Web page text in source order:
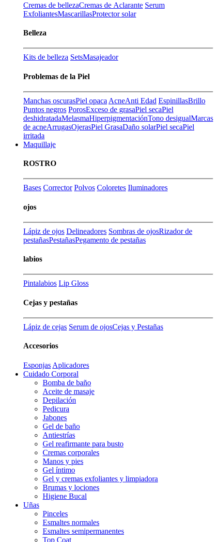
Cremas de bellezaCremas de Aclarante Serum
ExfoliantesMascarillasProtector solar
Belleza
Kits de belleza SetsMasajeador
Problemas de la Piel
Manchas oscurasPiel opaca AcneAnti Edad EspinillasBrillo
Puntos negros PorosExceso de grasaPiel secaPiel
deshidratadaMelasmaHiperpigmentaciónTono desigualMarcas
de acneArrugasOjerasPiel GrasaDaño solarPiel secaPiel
irritada
Maquillaje
ROSTRO
Bases Corrector Polvos Coloretes Iluminadores
ojos
Lápiz de ojos Delineadores Sombras de ojosRizador de
pestañasPestañasPegamento de pestañas
labios
Pintalabios Lip Gloss
Cejas y pestañas
Lápiz de cejas Serum de ojosCejas y Pestañas
Accesorios
Esponjas Aplicadores
Cuidado Corporal
Bomba de baño
Aceite de masaje
Depilación
Pedicura
Jabones
Gel de baño
Antiestrías
Gel reafirmante para busto
Cremas corporales
Manos y pies
Gel íntimo
Gel y cremas exfoliantes y limpiadora
Brumas y lociones
Higiene Bucal
Uñas
Pinceles
Esmaltes normales
Esmaltes semipermanentes
Top Coat